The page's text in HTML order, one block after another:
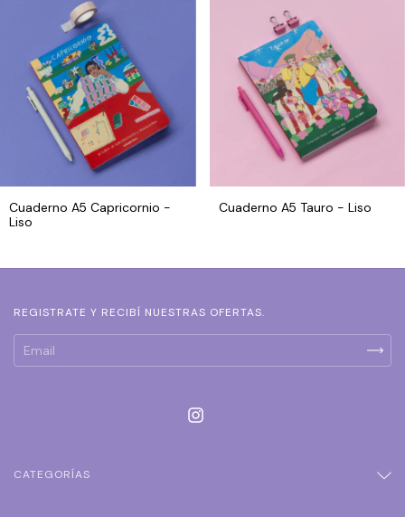
Cuaderno A5 Capricornio -
Liso
Cuaderno A5 Tauro - Liso
REGISTRATE Y RECIBÍ NUESTRAS OFERTAS.
CATEGORÍAS